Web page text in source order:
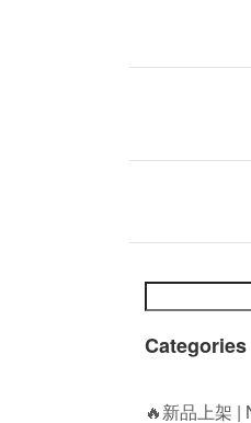
Categories
🔥新品上架 |